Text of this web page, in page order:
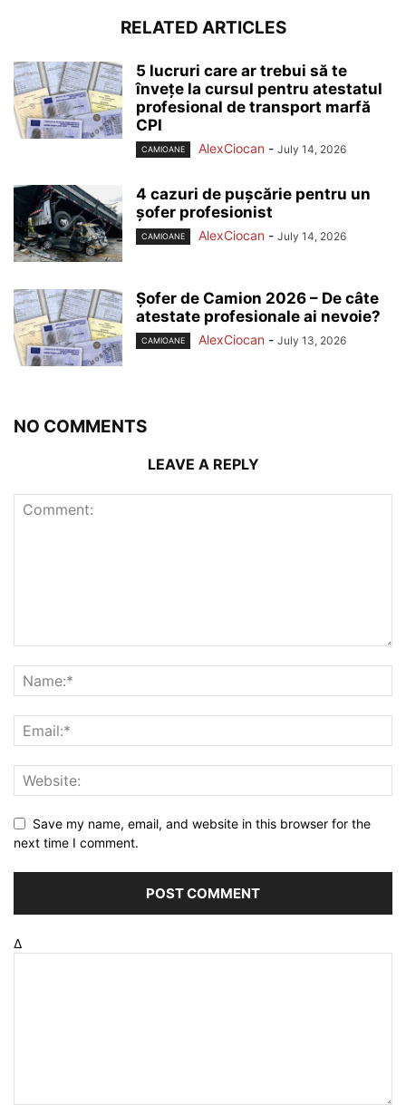
RELATED ARTICLES
5 lucruri care ar trebui să te
învețe la cursul pentru atestatul
profesional de transport marfă
CPI
CAMIOANE AlexCiocan - July 14, 2026
4 cazuri de pușcărie pentru un
șofer profesionist
CAMIOANE AlexCiocan - July 14, 2026
Șofer de Camion 2026 – De câte
atestate profesionale ai nevoie?
CAMIOANE AlexCiocan - July 13, 2026
NO COMMENTS
LEAVE A REPLY
Save my name, email, and website in this browser for the
next time I comment.
Δ